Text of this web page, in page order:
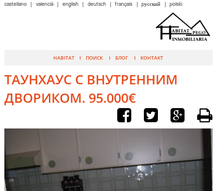
HABITAT ПОИСК БЛОГ КОНТАКТ
castellano valencià english deutsch français pусский polski
ТАУНХАУС С ВНУТРЕННИМ
ДВОРИКОМ. 95.000€